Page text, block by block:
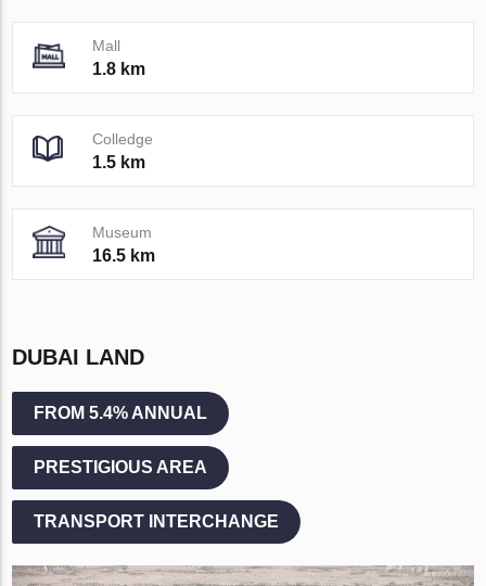
Mall
1.8 km
Colledge
1.5 km
Museum
16.5 km
DUBAI LAND
FROM 5.4% ANNUAL
PRESTIGIOUS AREA
TRANSPORT INTERCHANGE